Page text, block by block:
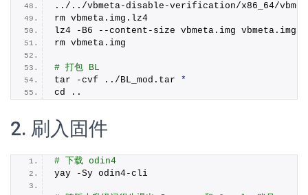
../../vbmeta-disable-verification/x86_64/
rm vbmeta. img . lz4
lz4 -B6 --content-size vbmeta. img vbmeta. img
rm vbmeta. img
# 打包 BL
tar -cvf ../BL_mod. tar
*
cd ..
2. 刷入固件
# 下载 odin4
yay -Sy odin4-cli